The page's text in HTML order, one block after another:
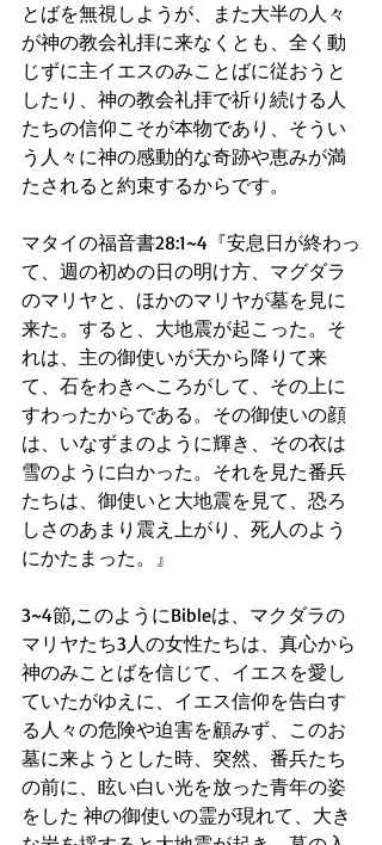
とばを無視しようが、また大半の人々
が神の教会礼拝に来なくとも、全く動
じずに主イエスのみことばに従おうと
したり、神の教会礼拝で祈り続ける人
たちの信仰こそが本物であり、そうい
う人々に神の感動的な奇跡や恵みが満
たされると約束するからです。
マタイの福音書28:1~4『安息日が終わっ
て、週の初めの日の明け方、マグダラ
のマリヤと、ほかのマリヤが墓を見に
来た。すると、大地震が起こった。そ
れは、主の御使いが天から降りて来
て、石をわきへころがして、その上に
すわったからである。その御使いの顔
は、いなずまのように輝き、その衣は
雪のように白かった。それを見た番兵
たちは、御使いと大地震を見て、恐ろ
しさのあまり震え上がり、死人のよう
にかたまった。』
3~4節,このようにBibleは、マクダラの
マリヤたち3人の女性たちは、真心から
神のみことばを信じて、イエスを愛し
ていたがゆえに、イエス信仰を告白す
る人々の危険や迫害を顧みず、このお
墓に来ようとした時、突然、番兵たち
の前に、眩い白い光を放った青年の姿
をした 神の御使いの霊が現れて、大き